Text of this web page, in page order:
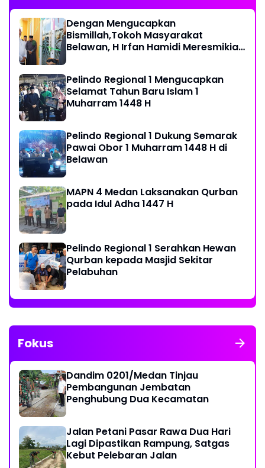
Dengan Mengucapkan
Bismillah,Tokoh Masyarakat
Belawan, H Irfan Hamidi Meresmikian
Pelindo Regional 1 Mengucapkan
Selamat Tahun Baru Islam 1
Muharram 1448 H
Pelindo Regional 1 Dukung Semarak
Pawai Obor 1 Muharram 1448 H di
Belawan
MAPN 4 Medan Laksanakan Qurban
pada Idul Adha 1447 H
Pelindo Regional 1 Serahkan Hewan
Qurban kepada Masjid Sekitar
Pelabuhan
Fokus
Dandim 0201/Medan Tinjau
Pembangunan Jembatan
Penghubung Dua Kecamatan
Jalan Petani Pasar Rawa Dua Hari
Lagi Dipastikan Rampung, Satgas
Kebut Pelebaran Jalan